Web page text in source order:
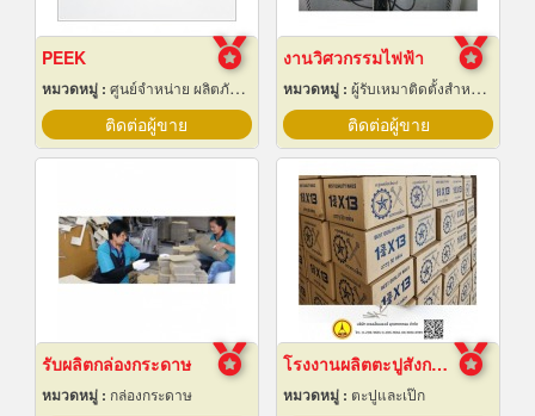
PEEK
หมวดหมู่ : ศูนย์จำหน่าย ผลิตภัณฑ์พลาสติกชนิดแท่ง ท่อ แผ่นและสาย
ติดต่อผู้ขาย
งานวิศวกรรมไฟฟ้า
หมวดหมู่ : ผู้รับเหมาติดตั้งสำหรับบ้านและโรงงานไฟฟ้า
ติดต่อผู้ขาย
รับผลิตกล่องกระดาษ
หมวดหมู่ : กล่องกระดาษ
โรงงานผลิตตะปูสังกะสี
หมวดหมู่ : ตะปูและเป๊ก